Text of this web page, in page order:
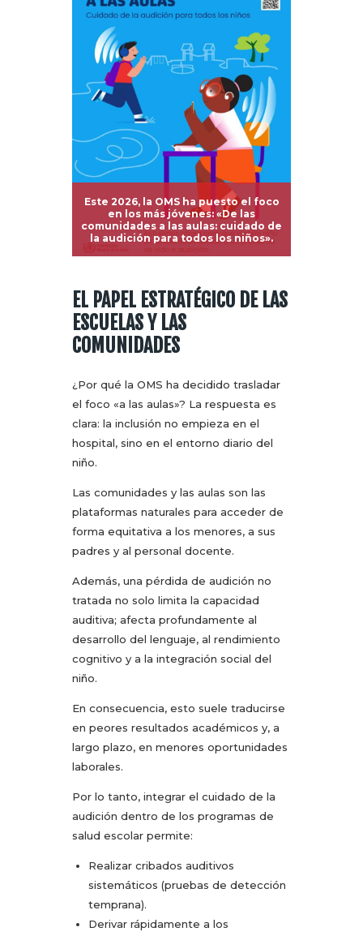
Este 2026, la OMS ha puesto el foco
en los más jóvenes: «De las
comunidades a las aulas: cuidado de
la audición para todos los niños».
EL PAPEL ESTRATÉGICO DE LAS
ESCUELAS Y LAS
COMUNIDADES
¿Por qué la OMS ha decidido trasladar
el foco «a las aulas»? La respuesta es
clara: la inclusión no empieza en el
hospital, sino en el entorno diario del
niño.
Las comunidades y las aulas son las
plataformas naturales para acceder de
forma equitativa a los menores, a sus
padres y al personal docente.
Además, una pérdida de audición no
tratada no solo limita la capacidad
auditiva; afecta profundamente al
desarrollo del lenguaje, al rendimiento
cognitivo y a la integración social del
niño.
En consecuencia, esto suele traducirse
en peores resultados académicos y, a
largo plazo, en menores oportunidades
laborales.
Por lo tanto, integrar el cuidado de la
audición dentro de los programas de
salud escolar permite:
Realizar cribados auditivos
sistemáticos (pruebas de detección
temprana).
Derivar rápidamente a los